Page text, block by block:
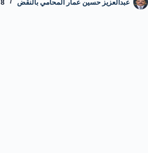
عبدالعزيز حسين عمار المحامي بالنقض 8 أبريل، 2023